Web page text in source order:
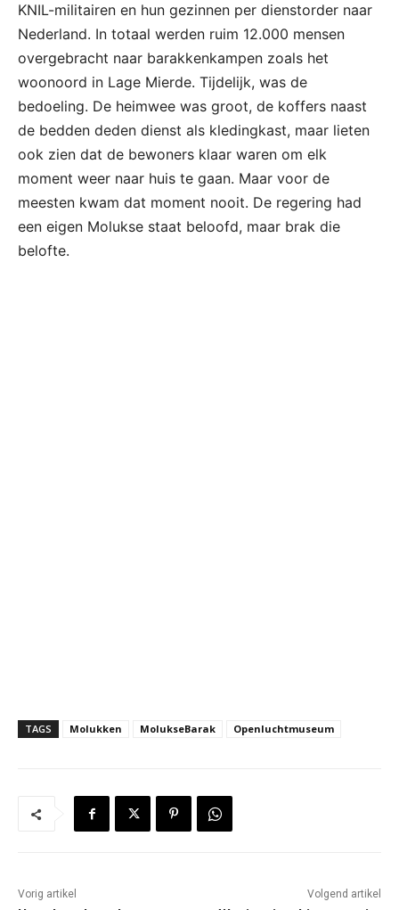
KNIL-militairen en hun gezinnen per dienstorder naar
Nederland. In totaal werden ruim 12.000 mensen
overgebracht naar barakkenkampen zoals het
woonoord in Lage Mierde. Tijdelijk, was de
bedoeling. De heimwee was groot, de koffers naast
de bedden deden dienst als kledingkast, maar lieten
ook zien dat de bewoners klaar waren om elk
moment weer naar huis te gaan. Maar voor de
meesten kwam dat moment nooit. De regering had
een eigen Molukse staat beloofd, maar brak die
belofte.
TAGS Molukken MolukseBarak Openluchtmuseum
Vorig artikel Volgend artikel